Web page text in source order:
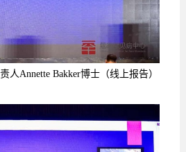
人Annette Bakker博士（线上报告）